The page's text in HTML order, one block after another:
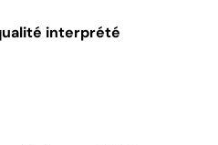
interprété